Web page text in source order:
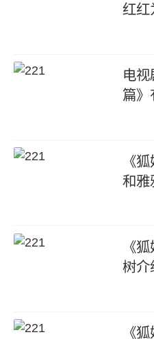
红红
电
篇》
《
和雅
《
树介
《